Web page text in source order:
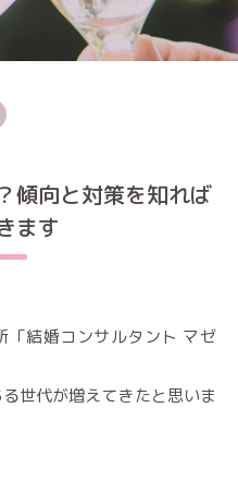
傾向と対策を知れば
ます
「結婚コンサルタント マゼ
世代が増えてきたと思いま